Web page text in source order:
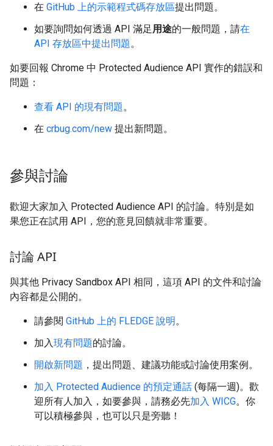
在 GitHub 上的示範程式碼存放區提出問題。
如要詢問如何透過 API 滿足 用途的一般問題，請在
API 存放區中提出問題 。
如要回報 Chrome 中 Protected Audience API 實作的錯誤和
問題：
查看 API 的現有問題 。
在 crbug.com/new 提出新問題。
參與討論
歡迎大家加入 Protected Audience API 的討論。特別是如
果您正在試用 API，您的意見回饋就非常重要。
討論 API
與其他 Privacy Sandbox API 相同，這項 API 的文件和討論
內容都是公開的。
請參閱 GitHub 上的 FLEDGE 說明。
加入現有問題的討論。
開啟新問題 ，提出問題、建議功能或討論使用案例。
加入 Protected Audience 的預定通話 (每隔一週)。歡
迎所有人加入，如要參與，請務必先加入 WICG。你
可以積極參與，也可以只是旁聽！